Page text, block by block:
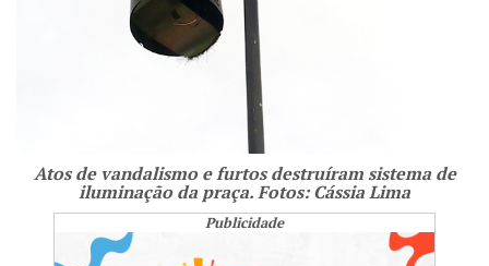
Atos de vandalismo e furtos destruíram sistema de
iluminação da praça. Fotos: Cássia Lima
Publicidade